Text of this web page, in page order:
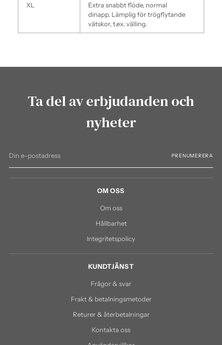
XL
Extra snabbt flöde, normal
dinapp. Lämplig för trögflytande
vätskor, t.ex. välling.
Ta del av erbjudanden och
nyheter
e-
postadress
PRENUMERERA
OM OSS
Om oss
Hållbarhet
Integritetspolicy
KUNDTJÄNST
Frågor & svar
Frakt & betalningsmetoder
Returer & återbetalningar
Kontakta oss